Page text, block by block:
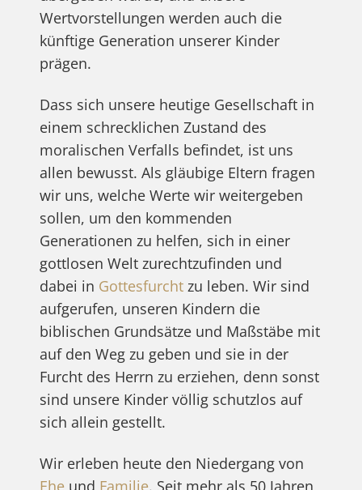
Wertvorstellungen werden auch die
künftige Generation unserer Kinder
prägen.
Dass sich unsere heutige Gesellschaft in
einem schrecklichen Zustand des
moralischen Verfalls befindet, ist uns
allen bewusst. Als gläubige Eltern fragen
wir uns, welche Werte wir weitergeben
sollen, um den kommenden
Generationen zu helfen, sich in einer
gottlosen Welt zurechtzufinden und
dabei in Gottesfurchtzu leben. Wir sind
aufgerufen, unseren Kindern die
biblischen Grundsätze und Maßstäbe mit
auf den Weg zu geben und sie in der
Furcht des Herrn zu erziehen, denn sonst
sind unsere Kinder völlig schutzlos auf
sich allein gestellt.
Wir erleben heute den Niedergang von